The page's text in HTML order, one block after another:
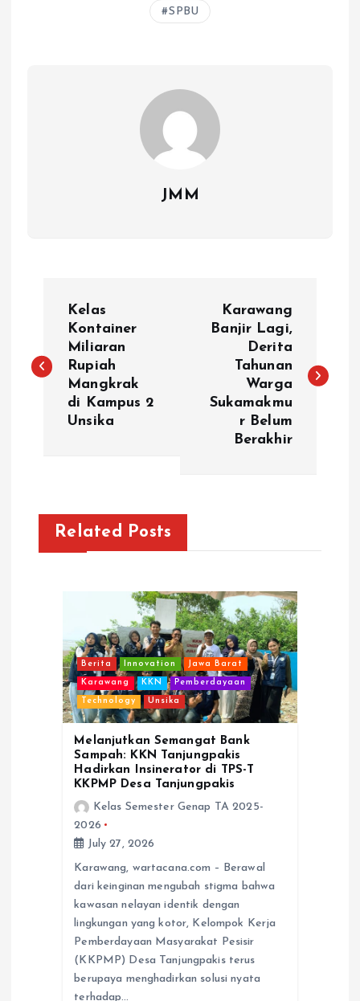
SPBU
JMM
s
Kelas
Kontainer
Miliaran
Rupiah
Mangkrak
di Kampus 2
Unsika
Karawang
Banjir Lagi,
Derita
Tahunan
Warga
Sukamakmu
r Belum
Berakhir
Related Posts
Berita Innovation Jawa Barat
Karawang KKN Pemberdayaan
Technology Unsika
Melanjutkan Semangat Bank
Sampah: KKN Tanjungpakis
Hadirkan Insinerator di TPS-T
KKPMP Desa Tanjungpakis
Kelas Semester Genap TA 2025-
2026
July 27, 2026
Karawang, wartacana.com – Berawal
dari keinginan mengubah stigma bahwa
kawasan nelayan identik dengan
lingkungan yang kotor, Kelompok Kerja
Pemberdayaan Masyarakat Pesisir
(KKPMP) Desa Tanjungpakis terus
berupaya menghadirkan solusi nyata
terhadap…